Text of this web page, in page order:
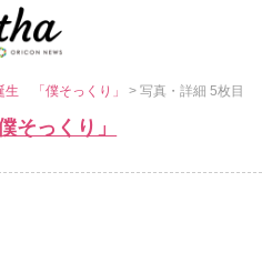
生 「僕そっくり」> 写真・詳細 5枚目
っくり」